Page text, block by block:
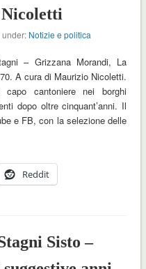
under: Notizie e politica
– Grizzana Morandi, La
A cura di Maurizio Nicoletti.
cantoniere nei borghi
dopo oltre cinquant’anni. Il
e FB, con la selezione delle
Reddit
Sisto –